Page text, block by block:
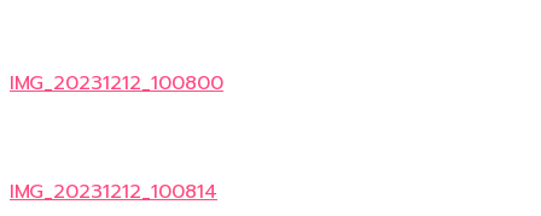
IMG_20231212_100800
IMG_20231212_100814